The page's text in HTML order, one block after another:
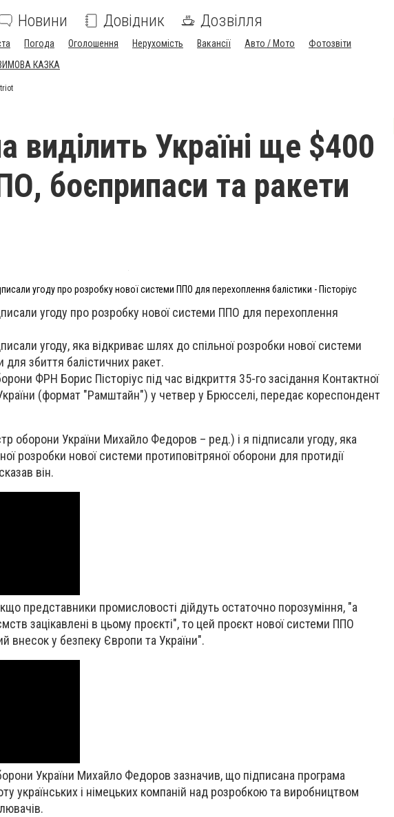
Новини Довідник Дозвілля
Погода Оголошення Нерухомість Вакансії Авто / Мото
Фотозвіти
КАЗКА
виділить Україні ще $400
боєприпаси та ракети
угоду про розробку нової системи ППО для перехоплення балістики - Пісторіус
угоду про розробку нової системи ППО для перехоплення
угоду, яка відкриває шлях до спільної розробки нової системи
для збиття балістичних ракет.
ФРН Борис Пісторіус під час відкриття 35-го засідання Контактної
(формат "Рамштайн") у четвер у Брюсселі, передає кореспондент
оборони України Михайло Федоров – ред.) і я підписали угоду, яка
розробки нової системи протиповітряної оборони для протидії
він.
представники промисловості дійдуть остаточно порозуміння, "а
зацікавлені в цьому проєкті", то цей проєкт нової системи ППО
внесок у безпеку Європи та України".
України Михайло Федоров зазначив, що підписана програма
українських і німецьких компаній над розробкою та виробництвом